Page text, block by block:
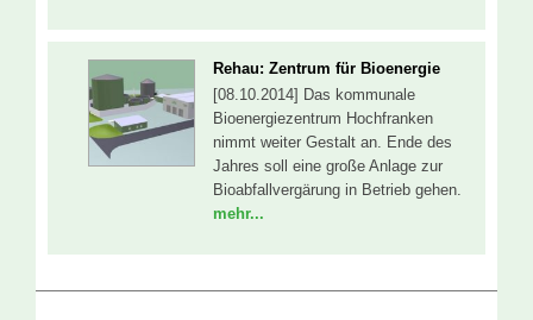
Rehau: Zentrum für Bioenergie
[08.10.2014] Das kommunale
Bioenergiezentrum Hochfranken
nimmt weiter Gestalt an. Ende des
Jahres soll eine große Anlage zur
Bioabfallvergärung in Betrieb gehen.
mehr...